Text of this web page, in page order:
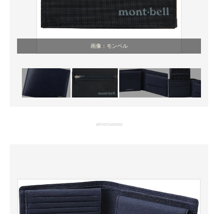
建設×テクノロジーの最前線
画像：モンベル
advertisement